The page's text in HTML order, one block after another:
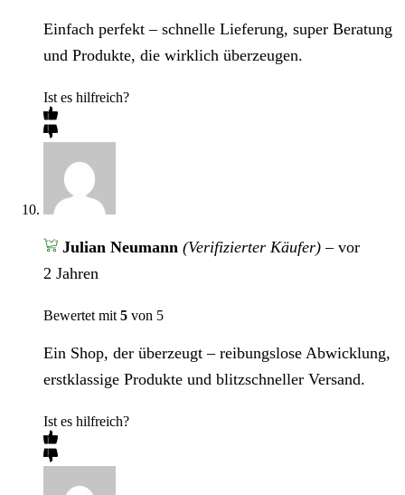
Einfach perfekt – schnelle Lieferung, super Beratung
und Produkte, die wirklich überzeugen.
Ist es hilfreich?
Julian Neumann (Verifizierter Käufer) – vor
2 Jahren
Bewertet mit 5 von 5
Ein Shop, der überzeugt – reibungslose Abwicklung,
erstklassige Produkte und blitzschneller Versand.
Ist es hilfreich?